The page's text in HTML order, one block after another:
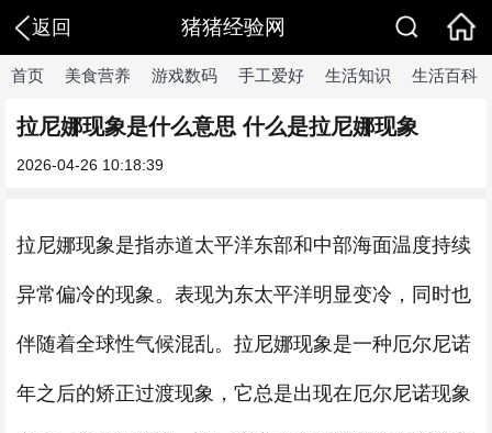
返回 猪猪经验网
首页 美食营养 游戏数码 手工爱好 生活知识 生活百科
拉尼娜现象是什么意思 什么是拉尼娜现象
2026-04-26 10:18:39
拉尼娜现象是指赤道太平洋东部和中部海面温度持续
异常偏冷的现象。表现为东太平洋明显变冷，同时也
伴随着全球性气候混乱。拉尼娜现象是一种厄尔尼诺
年之后的矫正过渡现象，它总是出现在厄尔尼诺现象